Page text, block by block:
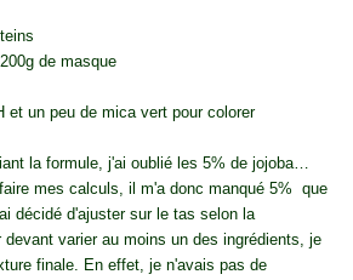
de masque
et un peu de mica vert pour colorer
la formule, j'ai oublié les 5% de jojoba…
mes calculs, il m'a donc manqué 5% que
décidé d'ajuster sur le tas selon la
varier au moins un des ingrédients, je
finale. En effet, je n'avais pas de